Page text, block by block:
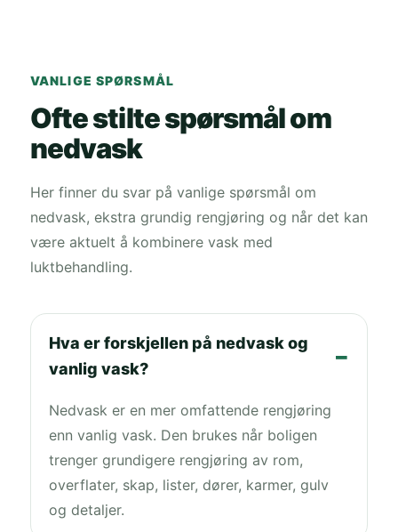
VANLIGE SPØRSMÅL
Ofte stilte spørsmål om
nedvask
Her finner du svar på vanlige spørsmål om
nedvask, ekstra grundig rengjøring og når det kan
være aktuelt å kombinere vask med
luktbehandling.
Hva er forskjellen på nedvask og
vanlig vask?
Nedvask er en mer omfattende rengjøring
enn vanlig vask. Den brukes når boligen
trenger grundigere rengjøring av rom,
overflater, skap, lister, dører, karmer, gulv
og detaljer.